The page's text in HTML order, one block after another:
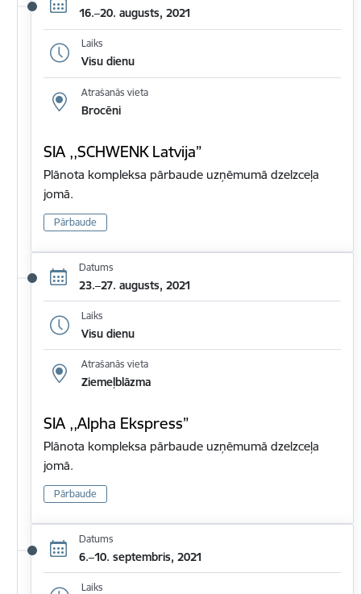
16.–20. augusts, 2021
Laiks
Visu dienu
Atrašanās vieta
Brocēni
SIA ,,SCHWENK Latvija”
Plānota kompleksa pārbaude uzņēmumā dzelzceļa
jomā.
Pārbaude
Datums
23.–27. augusts, 2021
Laiks
Visu dienu
Atrašanās vieta
Ziemeļblāzma
SIA ,,Alpha Ekspress”
Plānota kompleksa pārbaude uzņēmumā dzelzceļa
jomā.
Pārbaude
Datums
6.–10. septembris, 2021
Laiks